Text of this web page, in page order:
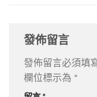
發佈留言
發佈留言必須填
欄位標示為 *